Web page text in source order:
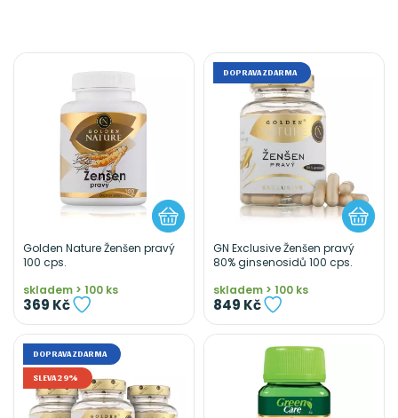
Golden Nature Ženšen pravý
100 cps.
skladem > 100 ks
369 Kč
DOPRAVA ZDARMA
GN Exclusive Ženšen pravý
80% ginsenosidů 100 cps.
skladem > 100 ks
849 Kč
DOPRAVA ZDARMA
SLEVA 29%